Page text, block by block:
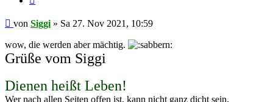
Beitrag
von Siggi » Sa 27. Nov 2021, 10:59
wow, die werden aber mächtig.
Grüße vom Siggi
Dienen heißt Leben!
Wer nach allen Seiten offen ist, kann nicht ganz dicht sein.